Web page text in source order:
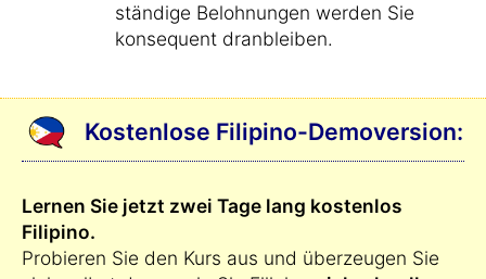
ständige Belohnungen werden Sie
konsequent dranbleiben.
Kostenlose Filipino-Demoversion:
Lernen Sie jetzt zwei Tage lang kostenlos
Filipino.
Probieren Sie den Kurs aus und überzeugen Sie